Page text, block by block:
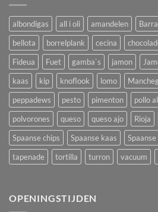
albondigas all i oli amandelen
bellota
borrelplank cecina
Fideua
Fuet gamba`s jamon
kaas
kip knoflook lomo
peppadews
pesto pimenton pollo
polvorones
queso queso ajo Rioja
Spaanse chips
Spaanse kaas
tapenade
tortilla turron vacuum
OPENINGSTIJDEN